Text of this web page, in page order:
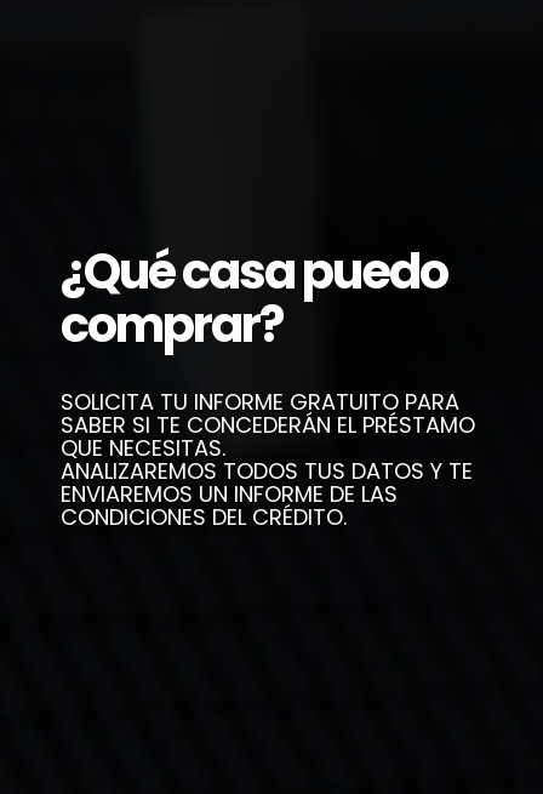
¿Qué casa puedo
comprar?
SOLICITA TU INFORME GRATUITO PARA
SABER SI TE CONCEDERÁN EL PRÉSTAMO
QUE NECESITAS.
ANALIZAREMOS TODOS TUS DATOS Y TE
ENVIAREMOS UN INFORME DE LAS
CONDICIONES DEL CRÉDITO.